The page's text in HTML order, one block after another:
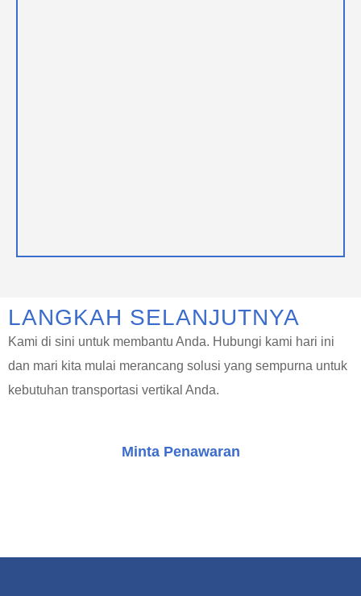
LANGKAH SELANJUTNYA
Kami di sini untuk membantu Anda. Hubungi kami hari ini
dan mari kita mulai merancang solusi yang sempurna untuk
kebutuhan transportasi vertikal Anda.
Minta Penawaran